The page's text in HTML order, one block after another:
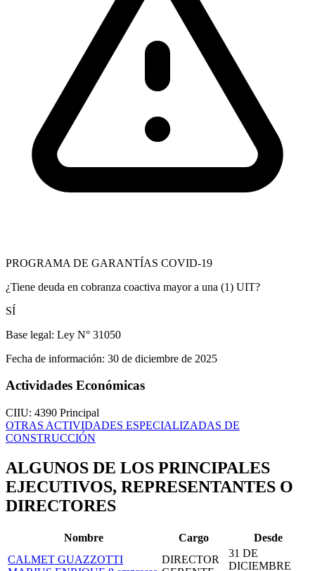
PROGRAMA DE GARANTÍAS COVID-19
¿Tiene deuda en cobranza coactiva mayor a una (1) UIT?
SÍ
Base legal: Ley N° 31050
Fecha de información: 30 de diciembre de 2025
Actividades Económicas
CIIU: 4390 Principal
OTRAS ACTIVIDADES ESPECIALIZADAS DE
CONSTRUCCIÓN
ALGUNOS DE LOS PRINCIPALES
EJECUTIVOS, REPRESENTANTES O
DIRECTORES
Nombre Cargo
Desde
CALMET GUAZZOTTI
DIRECTOR
31 DE
DICIEMBRE